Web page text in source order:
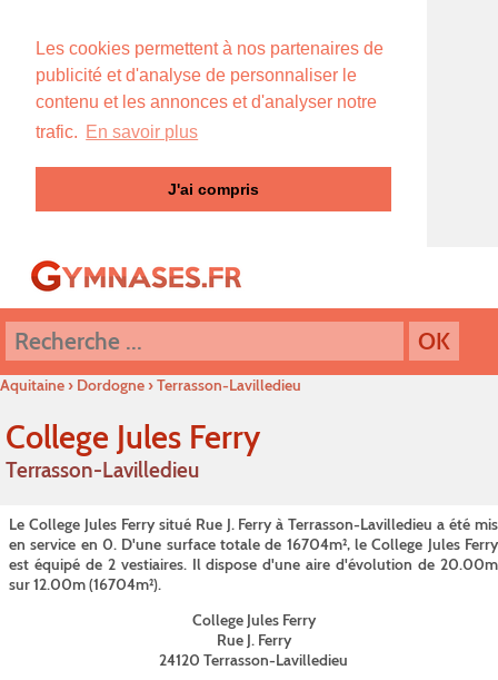
Les cookies permettent à nos partenaires de
publicité et d'analyse de personnaliser le
contenu et les annonces et d'analyser notre
trafic. En savoir plus
J'ai compris
Aquitaine› Dordogne›Terrasson-Lavilledieu
College Jules Ferry
Terrasson-Lavilledieu
Le College Jules Ferry situé Rue J. Ferry à Terrasson-Lavilledieu a été mis
en service en 0. D'une surface totale de 16704m², le College Jules Ferry
est équipé de 2 vestiaires. Il dispose d'une aire d'évolution de 20.00m
sur 12.00m (16704m²).
College Jules Ferry
Rue J. Ferry
24120 Terrasson-Lavilledieu